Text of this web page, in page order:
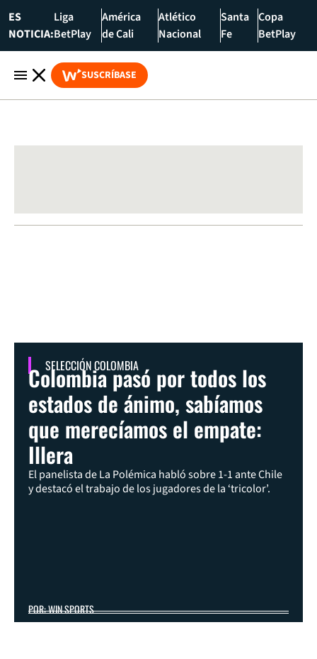
ES
NOTICIA:
Liga
BetPlay
América
de Cali
Atlético
Nacional
Santa
Fe
Copa
BetPlay
SUSCRÍBASE
SELECCIÓN COLOMBIA
Colombia pasó por todos los
estados de ánimo, sabíamos
que merecíamos el empate:
Illera
El panelista de La Polémica habló sobre 1-1 ante Chile
y destacó el trabajo de los jugadores de la ‘tricolor’.
POR: WIN SPORTS